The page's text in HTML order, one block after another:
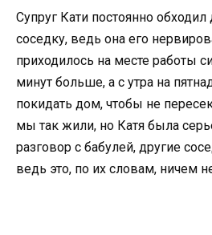
Супруг Кати постоянно обходил
соседку, ведь она его
приходилось на месте работы
минут больше, а с утра на
покидать дом, чтобы не
мы так жили, но Катя была
разговор с бабулей, другие
ведь это, по их словам, ничем